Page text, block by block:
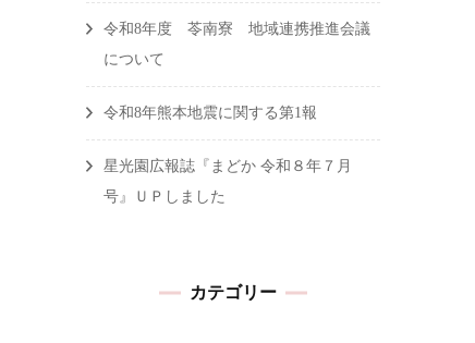
令和8年度 苓南寮 地域連携推進会議
について
令和8年熊本地震に関する第1報
星光園広報誌『まどか 令和８年７月
号』ＵＰしました
カテゴリー